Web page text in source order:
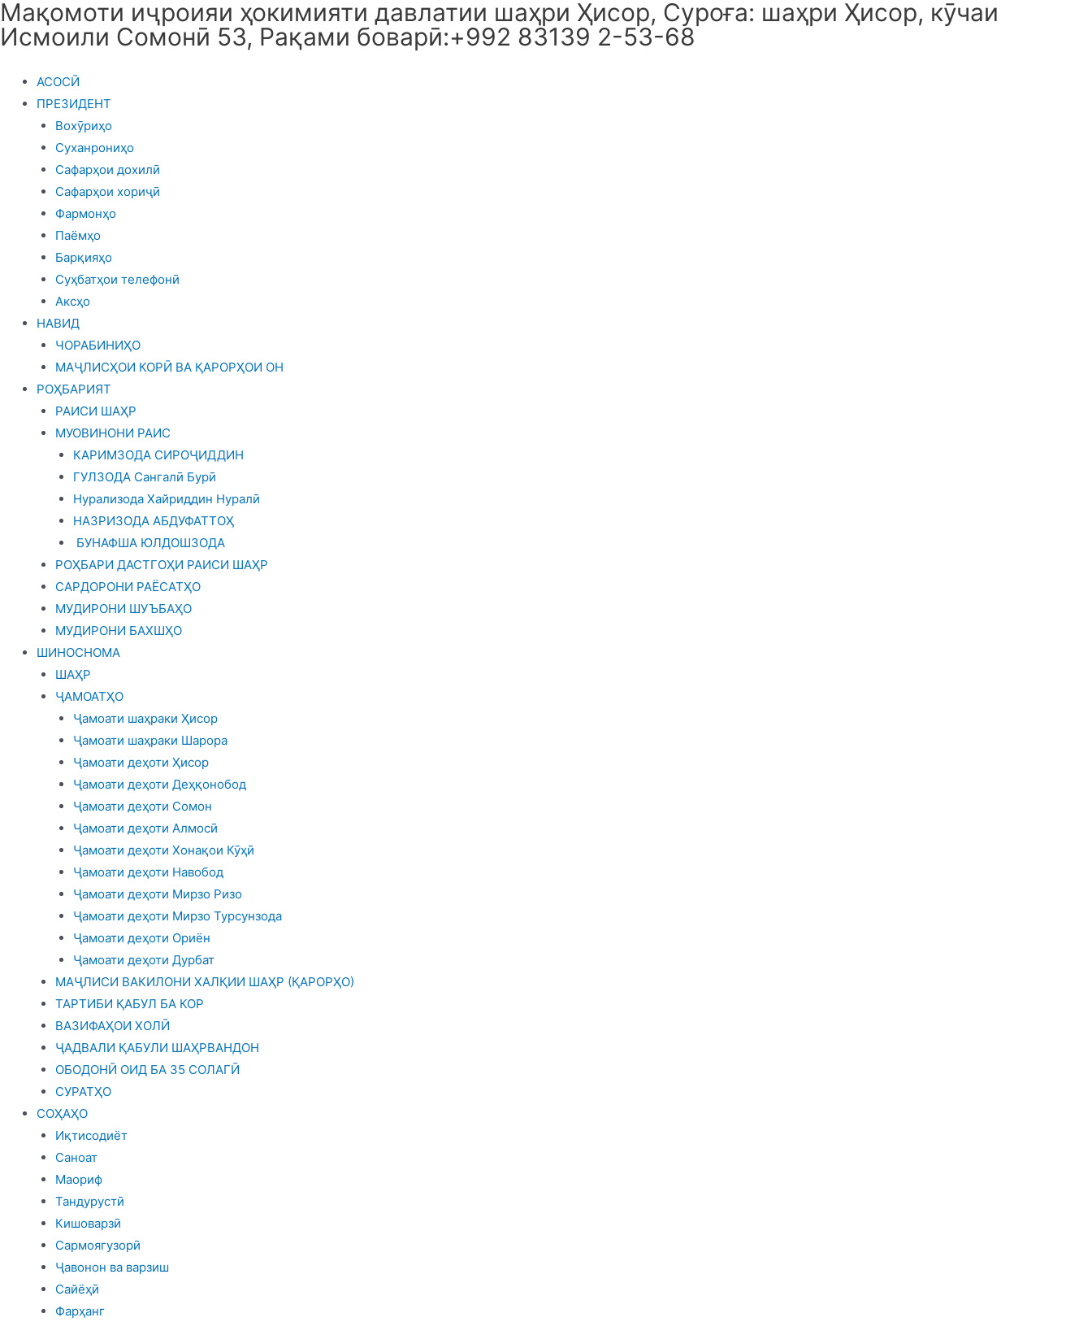
Skip
to
Мақомоти иҷроияи ҳокимияти давлатии шаҳри Ҳисор, Суроға: шаҳри Ҳисор, кӯчаи
Исмоили Сомонӣ 53, Рақами боварӣ:+992 83139 2-53-68
АСОСӢ
ПРЕЗИДЕНТ
Вохӯриҳо
Суханрониҳо
Сафарҳои дохилӣ
Сафарҳои хориҷӣ
Фармонҳо
Паёмҳо
Барқияҳо
Суҳбатҳои телефонӣ
Аксҳо
НАВИД
ЧОРАБИНИҲО
МАҶЛИСҲОИ КОРӢ ВА ҚАРОРҲОИ ОН
РОҲБАРИЯТ
РАИСИ ШАҲР
МУОВИНОНИ РАИС
КАРИМЗОДА СИРОҶИДДИН
ГУЛЗОДА Сангалӣ Бурӣ
Нурализода Хайриддин Нуралӣ
НАЗРИЗОДА АБДУФАТТОҲ
БУНАФША ЮЛДОШЗОДА
РОҲБАРИ ДАСТГОҲИ РАИСИ ШАҲР
САРДОРОНИ РАЁСАТҲО
МУДИРОНИ ШУЪБАҲО
МУДИРОНИ БАХШҲО
ШИНОСНОМА
ШАҲР
ҶАМОАТҲО
Ҷамоати шаҳраки Ҳисор
Ҷамоати шаҳраки Шарора
Ҷамоати деҳоти Ҳисор
Ҷамоати деҳоти Деҳқонобод
Ҷамоати деҳоти Сомон
Ҷамоати деҳоти Алмосӣ
Ҷамоати деҳоти Хонақои Кӯҳӣ
Ҷамоати деҳоти Навобод
Ҷамоати деҳоти Мирзо Ризо
Ҷамоати деҳоти Мирзо Турсунзода
Ҷамоати деҳоти Ориён
Ҷамоати деҳоти Дурбат
МАҶЛИСИ ВАКИЛОНИ ХАЛҚИИ ШАҲР (ҚАРОРҲО)
ТАРТИБИ ҚАБУЛ БА КОР
ВАЗИФАҲОИ ХОЛӢ
ҶАДВАЛИ ҚАБУЛИ ШАҲРВАНДОН
ОБОДОНӢ ОИД БА 35 СОЛАГӢ
СУРАТҲО
СОҲАҲО
Иқтисодиёт
Саноат
Маориф
Тандурустӣ
Кишоварзӣ
Сармоягузорӣ
Ҷавонон ва варзиш
Сайёҳӣ
Фарҳанг